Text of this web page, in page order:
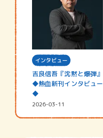
インタビュー
吉良信吾『沈黙と爆弾』
◆熱血新刊インタビュー
◆
2026-03-11